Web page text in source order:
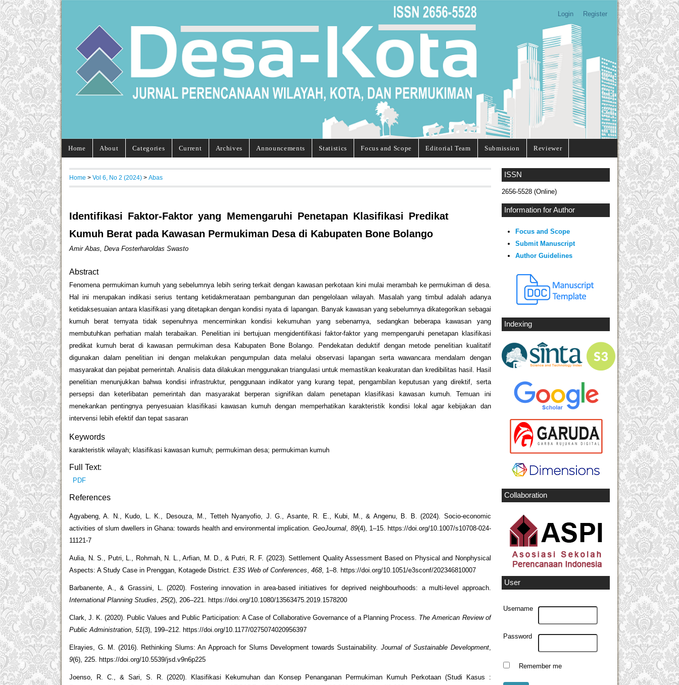
Login Register
Home About Categories Current Archives Announcements Statistics Focus and Scope Editorial Team Submission Reviewer
ISSN
2656-5528 (Online)
Information for Author
Focus and Scope
Submit Manuscript
Author Guidelines
Indexing
Collaboration
User
Username
Password
Remember me
Home > Vol 6, No 2 (2024) > Abas
Identifikasi Faktor-Faktor yang Memengaruhi Penetapan Klasifikasi Predikat
Kumuh Berat pada Kawasan Permukiman Desa di Kabupaten Bone Bolango
Amir Abas, Deva Fosterharoldas Swasto
Abstract
Fenomena permukiman kumuh yang sebelumnya lebih sering terkait dengan kawasan perkotaan kini mulai merambah ke permukiman di desa.
Hal ini merupakan indikasi serius tentang ketidakmerataan pembangunan dan pengelolaan wilayah. Masalah yang timbul adalah adanya
ketidaksesuaian antara klasifikasi yang ditetapkan dengan kondisi nyata di lapangan. Banyak kawasan yang sebelumnya dikategorikan sebagai
kumuh berat ternyata tidak sepenuhnya mencerminkan kondisi kekumuhan yang sebenarnya, sedangkan beberapa kawasan yang
membutuhkan perhatian malah terabaikan. Penelitian ini bertujuan mengidentifikasi faktor-faktor yang mempengaruhi penetapan klasifikasi
predikat kumuh berat di kawasan permukiman desa Kabupaten Bone Bolango. Pendekatan deduktif dengan metode penelitian kualitatif
digunakan dalam penelitian ini dengan melakukan pengumpulan data melalui observasi lapangan serta wawancara mendalam dengan
masyarakat dan pejabat pemerintah. Analisis data dilakukan menggunakan triangulasi untuk memastikan keakuratan dan kredibilitas hasil. Hasil
penelitian menunjukkan bahwa kondisi infrastruktur, penggunaan indikator yang kurang tepat, pengambilan keputusan yang direktif, serta
persepsi dan keterlibatan pemerintah dan masyarakat berperan signifikan dalam penetapan klasifikasi kawasan kumuh. Temuan ini
menekankan pentingnya penyesuaian klasifikasi kawasan kumuh dengan memperhatikan karakteristik kondisi lokal agar kebijakan dan
intervensi lebih efektif dan tepat sasaran
Keywords
karakteristik wilayah; klasifikasi kawasan kumuh; permukiman desa; permukiman kumuh
Full Text:
PDF
References
Agyabeng, A. N., Kudo, L. K., Desouza, M., Tetteh Nyanyofio, J. G., Asante, R. E., Kubi, M., & Angenu, B. B. (2024). Socio-economic
activities of slum dwellers in Ghana: towards health and environmental implication.GeoJournal, 89(4), 1–15. https://doi.org/10.1007/s10708-024-
11121-7
Aulia, N. S., Putri, L., Rohmah, N. L., Arfian, M. D., & Putri, R. F. (2023). Settlement Quality Assessment Based on Physical and Nonphysical
Aspects: A Study Case in Prenggan, Kotagede District. E3S Web of Conferences, 468, 1–8. https://doi.org/10.1051/e3sconf/202346810007
Barbanente, A., & Grassini, L. (2020). Fostering innovation in area-based initiatives for deprived neighbourhoods: a multi-level approach.
International Planning Studies, 25(2), 206–221. https://doi.org/10.1080/13563475.2019.1578200
Clark, J. K. (2020). Public Values and Public Participation: A Case of Collaborative Governance of a Planning Process. The American Review of
Public Administration, 51(3), 199–212. https://doi.org/10.1177/0275074020956397
Elrayies, G. M. (2016). Rethinking Slums: An Approach for Slums Development towards Sustainability. Journal of Sustainable Development,
9(6), 225. https://doi.org/10.5539/jsd.v9n6p225
Joenso, R. C., & Sari, S. R. (2020). Klasifikasi Kekumuhan dan Konsep Penanganan Permukiman Kumuh Perkotaan (Studi Kasus :